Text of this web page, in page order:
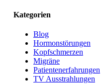
Kategorien
Blog
Hormonstörungen
Kopfschmerzen
Migräne
Patientenerfahrungen
TV Ausstrahlungen